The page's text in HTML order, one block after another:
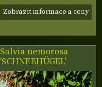
Zobrazit informace a ceny
Salvia nemorosa
'SCHNEEHÜGEL'